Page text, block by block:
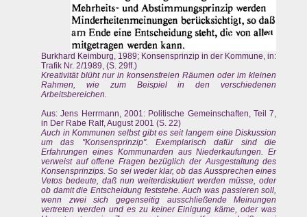
Burkhard Keimburg, 1989; Konsensprinzip in der Kommune, in:
Trafik Nr. 2/1989, (S. 29ff.)
Kreativität blüht nur in konsensfreien Räumen oder im kleinen
Rahmen, wie zum Beispiel in den verschiedenen
Arbeitsbereichen.
Aus: Jens Herrmann, 2001: Politische Gemeinschaften, Teil 7,
in Der Rabe Ralf, August 2001 (S. 22)
Auch in Kommunen selbst gibt es seit langem eine Diskussion
um das "Konsensprinzip". Exemplarisch dafür sind die
Erfahrungen eines Kommunarden aus Niederkaufungen. Er
verweist auf offene Fragen bezüglich der Ausgestaltung des
Konsensprinzips. So sei weder klar, ob das Aussprechen eines
Vetos bedeute, daß nun weiterdiskutiert werden müsse, oder
ob damit die Entscheidung feststehe. Auch was passieren soll,
wenn zwei sich gegenseitig ausschließende Meinungen
vertreten werden und es zu keiner Einigung käme, oder was